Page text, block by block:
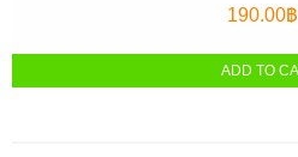
190.00฿
ADD TO